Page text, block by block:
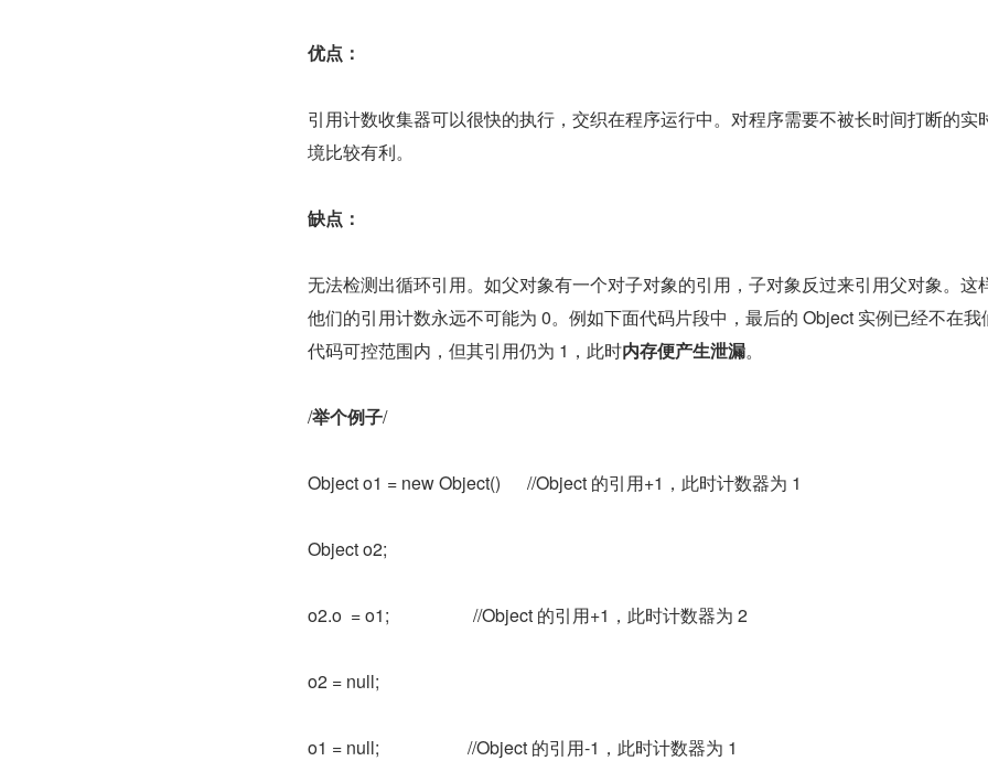
优点：
引用计数收集器可以很快的执行，交织在程序运行中。对程序需要不被长时间打断的实
境比较有利。
缺点：
无法检测出循环引用。如父对象有一个对子对象的引用，子对象反过来引用父对象。这
他们的引用计数永远不可能为 0。例如下面代码片段中，最后的 Object 实例已经不在我
代码可控范围内，但其引用仍为 1，此时内存便产生泄漏。
/举个例子/
Object o1 = new Object()      //Object 的引用+1，此时计数器为 1
Object o2;
o2.o  = o1;                   //Object 的引用+1，此时计数器为 2
o2 = null;
o1 = null;                    //Object 的引用-1，此时计数器为 1